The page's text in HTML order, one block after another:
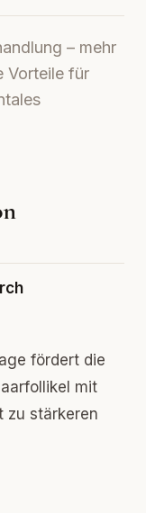
– mehr
Vorteile für
fördert die
mit
zu stärkeren